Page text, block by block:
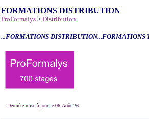
FORMATIONS DISTRIBUTION
ProFormalys > Distribution
...FORMATIONS DISTRIBUTION...FORMATIONS
Dernière mise à jour le 06-Août-26